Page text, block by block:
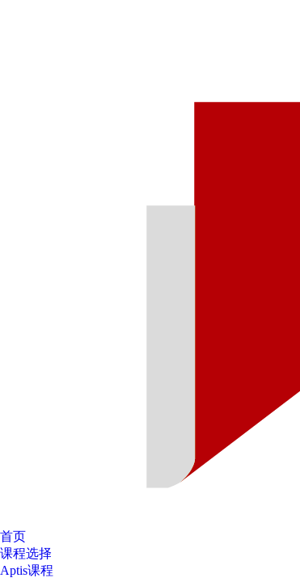
首页
课程选择
Aptis课程